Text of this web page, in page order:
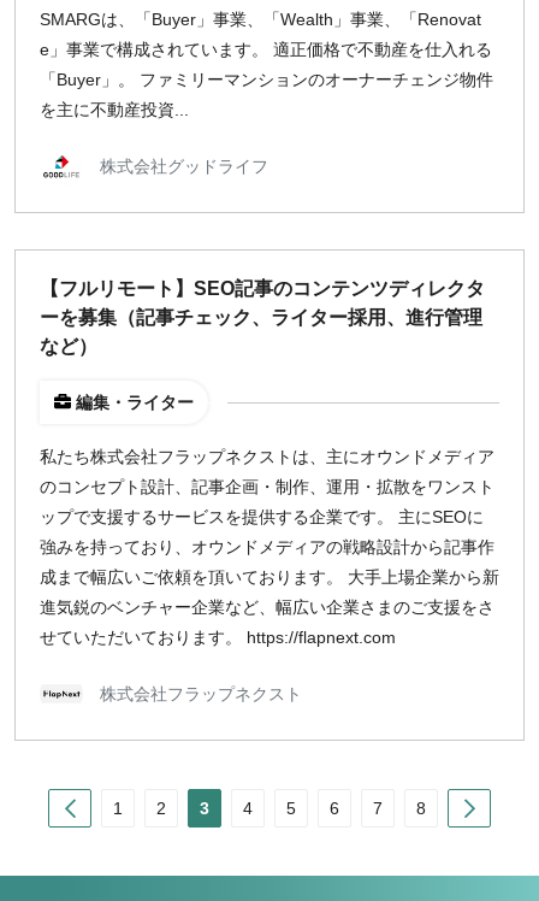
SMARGは、「Buyer」事業、「Wealth」事業、「Renovat
e」事業で構成されています。 適正価格で不動産を仕入れる
「Buyer」。 ファミリーマンションのオーナーチェンジ物件
を主に不動産投資...
株式会社グッドライフ
【フルリモート】SEO記事のコンテンツディレクタ
ーを募集（記事チェック、ライター採用、進行管理
など）
編集・ライター
私たち株式会社フラップネクストは、主にオウンドメディア
のコンセプト設計、記事企画・制作、運用・拡散をワンスト
ップで支援するサービスを提供する企業です。 主にSEOに
強みを持っており、オウンドメディアの戦略設計から記事作
成まで幅広いご依頼を頂いております。 大手上場企業から新
進気鋭のベンチャー企業など、幅広い企業さまのご支援をさ
せていただいております。 https://flapnext.com
株式会社フラップネクスト
Prev1 2 3 4 5 6 7 8